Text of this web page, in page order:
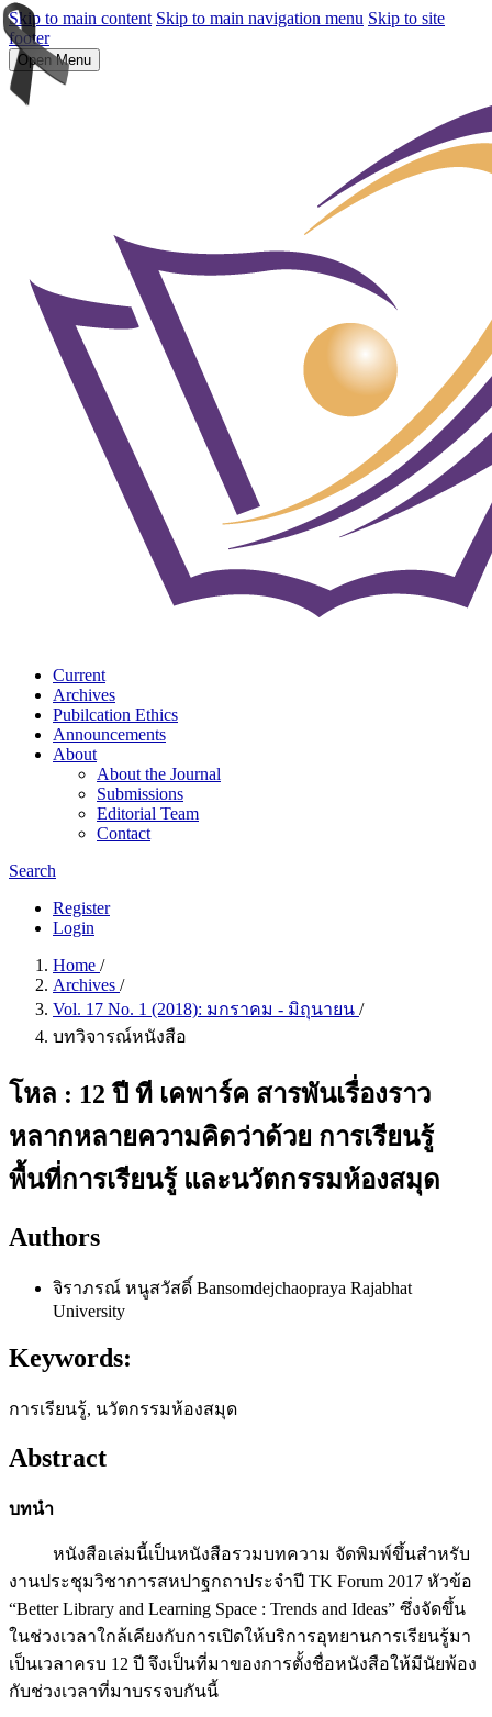
Skip to main content Skip to main navigation menu Skip to site
footer
Open Menu
Current
Archives
Pubilcation Ethics
Announcements
About
About the Journal
Submissions
Editorial Team
Contact
Search
Register
Login
Home /
Archives /
Vol. 17 No. 1 (2018): มกราคม - มิถุนายน /
บทวิจารณ์หนังสือ
โหล : 12 ปี ที เคพาร์ค สารพันเรื่องราว
หลากหลายความคิดว่าด้วย การเรียนรู้
พื้นที่การเรียนรู้ และนวัตกรรมห้องสมุด
Authors
จิราภรณ์ หนูสวัสดิ์ Bansomdejchaopraya Rajabhat
University
Keywords:
การเรียนรู้, นวัตกรรมห้องสมุด
Abstract
บทนำ
หนังสือเล่มนี้เป็นหนังสือรวมบทความ จัดพิมพ์ขึ้นสำหรับ
งานประชุมวิชาการสหปาฐกถาประจำปี TK Forum 2017 หัวข้อ
“Better Library and Learning Space : Trends and Ideas” ซึ่งจัดขึ้น
ในช่วงเวลาใกล้เคียงกับการเปิดให้บริการอุทยานการเรียนรู้มา
เป็นเวลาครบ 12 ปี จึงเป็นที่มาของการตั้งชื่อหนังสือให้มีนัยพ้อง
กับช่วงเวลาที่มาบรรจบกันนี้